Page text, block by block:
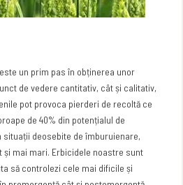
este un prim pas în obținerea unor
de vedere cantitativ, cât și calitativ,
pot provoca pierderi de recoltă ce
de 40% din potențialul de
deosebite de îmburuienare,
și mai mari. Erbicidele noastre sunt
să controlezi cele mai dificile și